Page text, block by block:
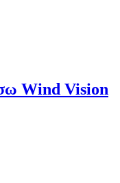
Wind Vision